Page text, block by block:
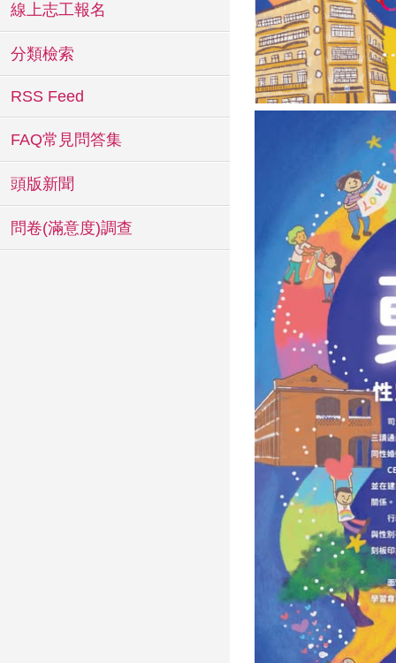
線上志工報名
分類檢索
RSS Feed
FAQ常見問答集
頭版新聞
問卷(滿意度)調查